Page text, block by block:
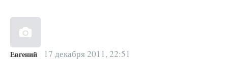
Евгений 17 декабря 2011, 22:51